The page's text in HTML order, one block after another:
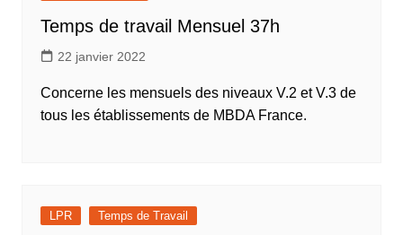
Temps de travail Mensuel 37h
22 janvier 2022
Concerne les mensuels des niveaux V.2 et V.3 de
tous les établissements de MBDA France.
LPR Temps de Travail